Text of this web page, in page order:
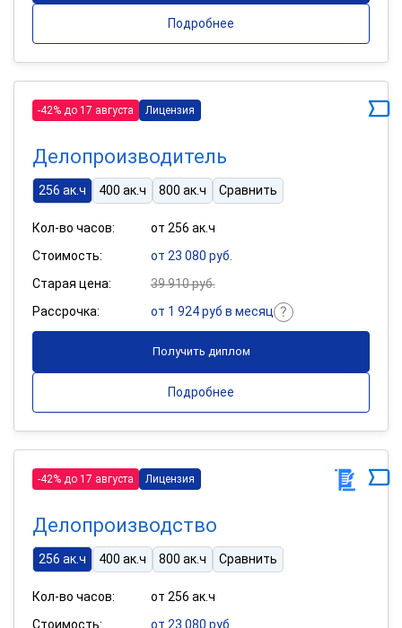
Подробнее
-42% до 17 августа Лицензия
Делопроизводитель
256 ак.ч 400 ак.ч 800 ак.ч Сравнить
Кол-во часов:
от 256 ак.ч
Стоимость:
от 23 080 руб.
Старая цена:
39 910 руб.
Рассрочка:
от 1 924 руб в месяц
Получить диплом
Подробнее
-42% до 17 августа Лицензия
Делопроизводство
256 ак.ч 400 ак.ч 800 ак.ч Сравнить
Кол-во часов:
от 256 ак.ч
Стоимость:
от 23 080 руб.